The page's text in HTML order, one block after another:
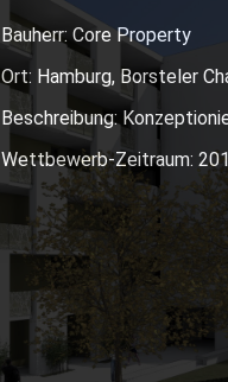
Bauherr: Core Property
Ort: Hamburg, Borsteler
Beschreibung:
Wettbewerb-Zeitraum: